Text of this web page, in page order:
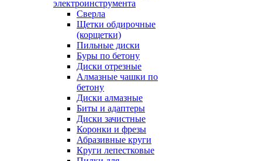
электроинструмента
Сверла
Щетки обдирочные
(корщетки)
Пильные диски
Буры по бетону
Диски отрезные
Алмазные чашки по
бетону
Диски алмазные
Биты и адаптеры
Диски зачистные
Коронки и фрезы
Абразивные круги
Круги лепестковые